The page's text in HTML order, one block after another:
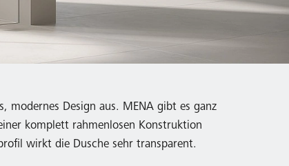
modernes Design aus. MENA gibt es ganz
komplett rahmenlosen Konstruktion
wirkt die Dusche sehr transparent.